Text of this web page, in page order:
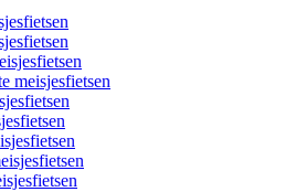
meisjesfietsen